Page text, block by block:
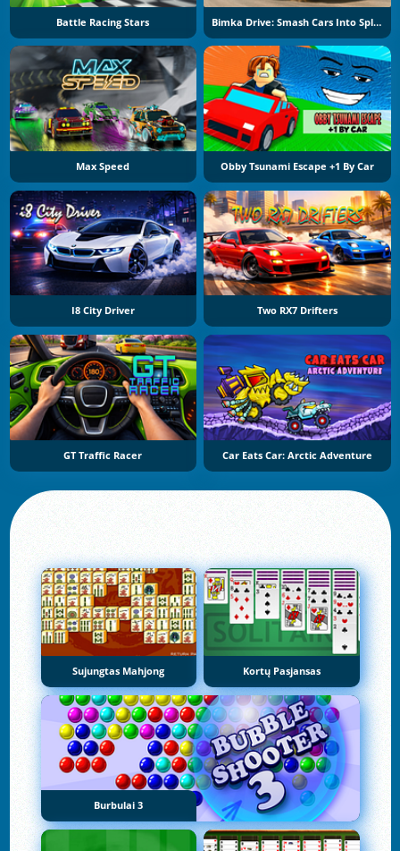
Battle Racing Stars Bimka Drive: Smash Cars Into Splinters
Max Speed Obby Tsunami Escape +1 By Car
I8 City Driver Two RX7 Drifters
GT Traffic Racer Car Eats Car: Arctic Adventure
Sujungtas Mahjong Kortų Pasjansas
Burbulai 3